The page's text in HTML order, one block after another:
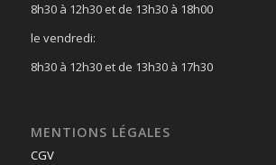
8h30 à 12h30 et de 13h30 à 18h00
le vendredi:
8h30 à 12h30 et de 13h30 à 17h30
MENTIONS LÉGALES
CGV